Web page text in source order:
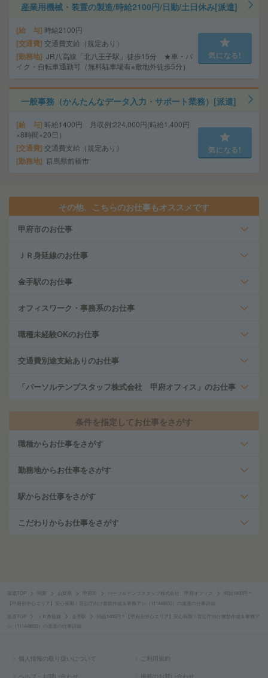
産業用機械・装置の製造/時給2100円/日勤/土日休み[派遣]
給 与 時給2100円
交通費 交通費支給（規定あり）
勤務地 JR八高線「北八王子駅」徒歩15分 ★車・バ
イク・自転車通勤可（無料駐車場有※敷地外徒歩5分）
気になる!
一般事務（かんたんなデータ入力・サポート業務）[派遣]
給 与 時給1400円 月収例:224,000円(時給1,400円
×8時間×20日）
交通費 交通費支給（規定あり）
勤務地 群馬県前橋市
気になる!
その他、こちらのお仕事もオススメです
甲府市のお仕事
ＪＲ身延線のお仕事
金手駅のお仕事
オフィスワーク・事務系のお仕事
職種未経験OKのお仕事
交通費別途支給ありのお仕事
「パーソルテンプスタッフ株式会社 甲府オフィス」のお仕事
条件を指定してお仕事をさがす
職種からお仕事をさがす
勤務地からお仕事をさがす
駅からお仕事をさがす
こだわりからお仕事をさがす
派遣TOP 山梨県 甲府市 パーソルテンプスタッフ株式会社 甲府オフィス
時給1400円＊
【甲府市中心エリア】安心長期！官公庁向け書類作成＆事務アシ（111448933）の派遣の仕事詳細
派遣TOP ＪＲ身延線 金手駅
時給1400円＊【甲府市中心エリア】安心長期！官公庁向け書類作成＆事務ア
シ（111448933）の派遣の仕事詳細
個人情報の取り扱いについて ご利用規約
ヘルプ・お問い合わせ 掲載のお問い合わせ